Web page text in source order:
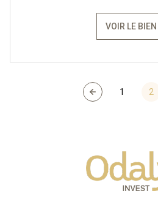
VOIR LE BIEN
1 2